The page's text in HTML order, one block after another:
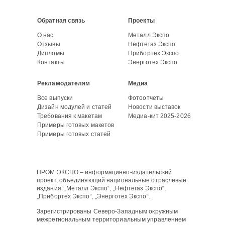
Новости выставок
Фотоотчеты
Контакты
Обратная связь
О нас
Отзывы
Дипломы
Проекты
Металл Экспо
Нефтегаз Экспо
Прибортех Экспо
Энерготех Экспо
Рекламодателям
Все выпуски
Дизайн модулей и статей
Требования к макетам
Примеры готовых макетов
Медиа
Медиа-кит 2025-2026
Примеры готовых статей
Зарегистрированы Северо-Западным окружным
межрегиональным территориальным управлением
ПРОМ ЭКСПО – информацинно-издательский
проект, объединяющий национальные отраслевые
издания: „Металл Экспо“, „Нефтегаз Экспо“,
„Прибортех Экспо“, „Энерготех Экспо“.